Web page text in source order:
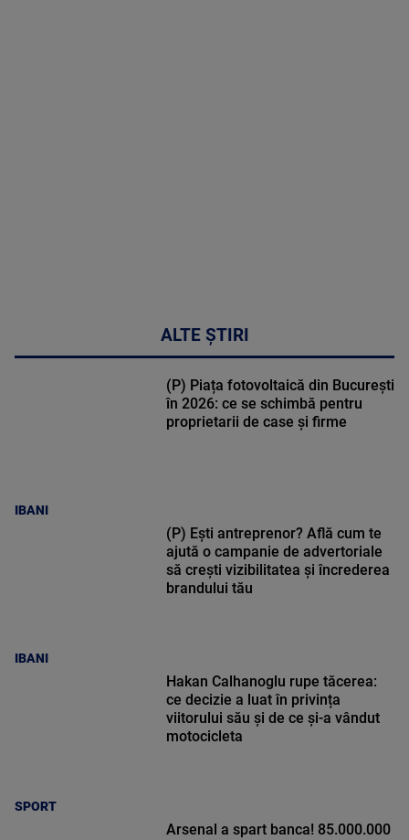
ALTE ȘTIRI
IBANI
(P) Piața fotovoltaică din București
în 2026: ce se schimbă pentru
proprietarii de case și firme
IBANI
(P) Ești antreprenor? Află cum te
ajută o campanie de advertoriale
să crești vizibilitatea și încrederea
brandului tău
SPORT
Hakan Calhanoglu rupe tăcerea:
ce decizie a luat în privința
viitorului său și de ce și-a vândut
motocicleta
Arsenal a spart banca! 85.000.000